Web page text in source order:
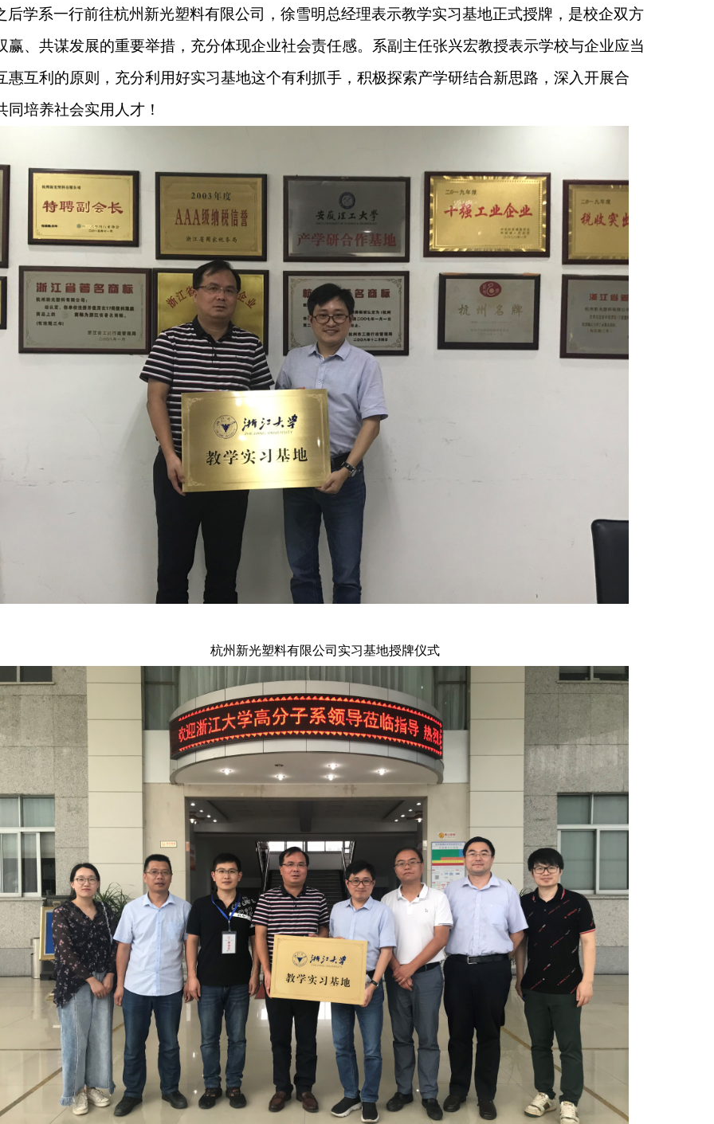
后学系一行前往杭州新光塑料有限公司，徐雪明总经理表示教学实习基地正式授牌，是校企双方
赢、共谋发展的重要举措，充分体现企业社会责任感。系副主任张兴宏教授表示学校与企业应当
惠互利的原则，充分利用好实习基地这个有利抓手，积极探索产学研结合新思路，深入开展合
同培养社会实用人才！
杭州新光塑料有限公司实习基地授牌仪式